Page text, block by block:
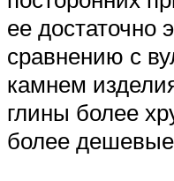
ее достаточно
сравнению с
камнем
глины более
более